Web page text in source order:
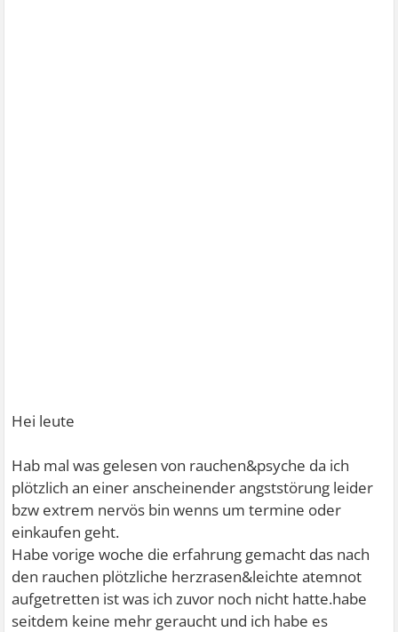
Hei leute
Hab mal was gelesen von rauchen&psyche da ich
plötzlich an einer anscheinender angststörung leider
bzw extrem nervös bin wenns um termine oder
einkaufen geht.
Habe vorige woche die erfahrung gemacht das nach
den rauchen plötzliche herzrasen&leichte atemnot
aufgetretten ist was ich zuvor noch nicht hatte.habe
seitdem keine mehr geraucht und ich habe es